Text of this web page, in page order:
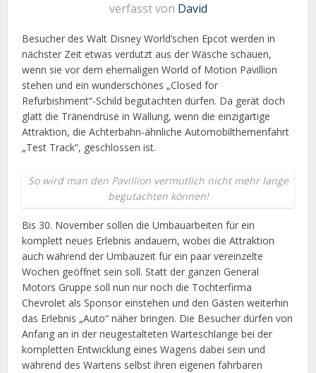
verfasst von David
Besucher des Walt Disney World’schen Epcot werden in
nächster Zeit etwas verdutzt aus der Wäsche schauen,
wenn sie vor dem ehemaligen World of Motion Pavillion
stehen und ein wunderschönes „Closed for
Refurbishment“-Schild begutachten dürfen. Da gerät doch
glatt die Tränendrüse in Wallung, wenn die einzigartige
Attraktion, die Achterbahn-ähnliche Automobilthemenfahrt
„Test Track“, geschlossen ist.
So wird man den Pavillion vermutlich nicht mehr lange
begutachten können!
Bis 30. November sollen die Umbauarbeiten für ein
komplett neues Erlebnis andauern, wobei die Attraktion
auch während der Umbauzeit für ein paar vereinzelte
Wochen geöffnet sein soll. Statt der ganzen General
Motors Gruppe soll nun nur noch die Tochterfirma
Chevrolet als Sponsor einstehen und den Gästen weiterhin
das Erlebnis „Auto“ näher bringen. Die Besucher dürfen von
Anfang an in der neugestalteten Warteschlange bei der
kompletten Entwicklung eines Wagens dabei sein und
während des Wartens selbst ihren eigenen fahrbaren